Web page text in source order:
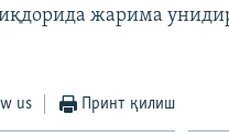
жарима
us Принт қилиш